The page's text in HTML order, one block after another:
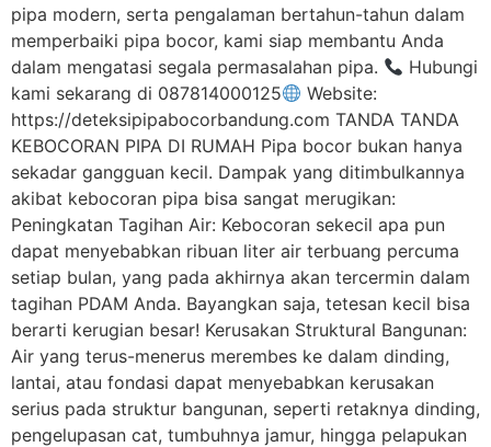
pipa modern, serta pengalaman bertahun-tahun dalam
memperbaiki pipa bocor, kami siap membantu Anda
dalam mengatasi segala permasalahan pipa.
Hubungi
kami sekarang di 087814000125
Website:
https://deteksipipabocorbandung.com TANDA TANDA
KEBOCORAN PIPA DI RUMAH Pipa bocor bukan hanya
sekadar gangguan kecil. Dampak yang ditimbulkannya
akibat kebocoran pipa bisa sangat merugikan:
Peningkatan Tagihan Air: Kebocoran sekecil apa pun
dapat menyebabkan ribuan liter air terbuang percuma
setiap bulan, yang pada akhirnya akan tercermin dalam
tagihan PDAM Anda. Bayangkan saja, tetesan kecil bisa
berarti kerugian besar! Kerusakan Struktural Bangunan:
Air yang terus-menerus merembes ke dalam dinding,
lantai, atau fondasi dapat menyebabkan kerusakan
serius pada struktur bangunan, seperti retaknya dinding,
pengelupasan cat, tumbuhnya jamur, hingga pelapukan